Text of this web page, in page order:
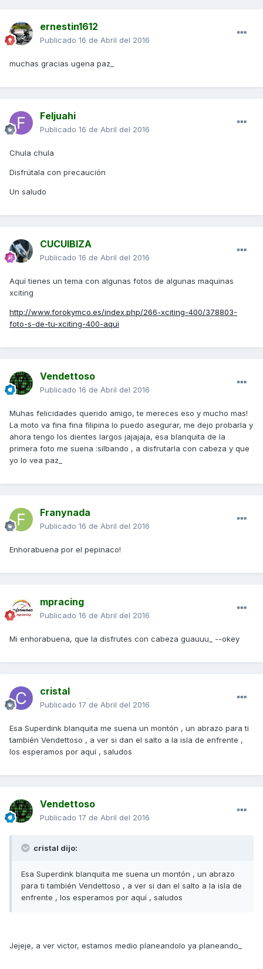
ernestin1612
Publicado 16 de Abril del 2016
muchas gracias ugena paz_
Feljuahi
Publicado 16 de Abril del 2016
Chula chula
Disfrútala con precaución
Un saludo
CUCUIBIZA
Publicado 16 de Abril del 2016
Aquí tienes un tema con algunas fotos de algunas maquinas
xciting
http://www.forokymco.es/index.php/266-xciting-400/378803-
foto-s-de-tu-xciting-400-aqui
Vendettoso
Publicado 16 de Abril del 2016
Muhas felicidades querido amigo, te mereces eso y mucho mas!
La moto va fina fina filipina lo puedo asegurar, me dejo probarla y
ahora tengo los dientes largos jajajaja, esa blanquita de la
primera foto me suena :silbando , a disfrutarla con cabeza y que
yo lo vea paz_
Franynada
Publicado 16 de Abril del 2016
Enhorabuena por el pepinaco!
mpracing
Publicado 16 de Abril del 2016
Mi enhorabuena, que la disfrutes con cabeza guauuu_ --okey
cristal
Publicado 17 de Abril del 2016
Esa Superdink blanquita me suena un montón , un abrazo para ti
también Vendettoso , a ver si dan el salto a la isla de enfrente ,
los esperamos por aquí , saludos
Vendettoso
Publicado 17 de Abril del 2016
cristal dijo:
Esa Superdink blanquita me suena un montón , un abrazo
para ti también Vendettoso , a ver si dan el salto a la isla de
enfrente , los esperamos por aquí , saludos
Jejeje, a ver victor, estamos medio planeandolo ya planeando_